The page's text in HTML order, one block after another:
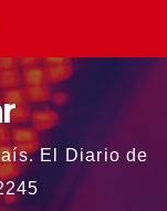
El Diario de